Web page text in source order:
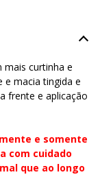
mais curtinha e
e macia tingida e
frente e aplicação
e somente
com cuidado
que ao longo